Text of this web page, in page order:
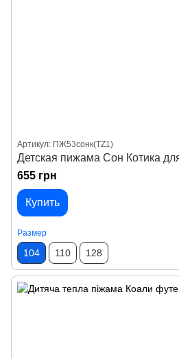
Артикул: ПЖ53сонк(TZ1)
Детская пижама Сон Котика
655 грн
Купить
Размер
104 110 128